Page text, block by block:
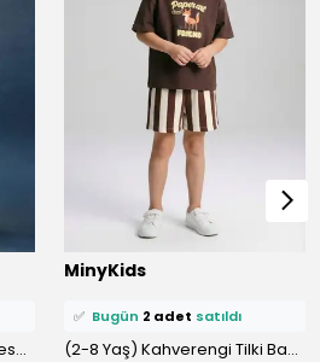
(2-8 Yaş) Turuncu Ayıcık Desen Bisiklet Yaka %100 Pamuklu Altüst Takım
MinyKids
7 kişi
✅ Bugün 2 adet satıldı
(2-8 Yaş) Kahverengi Tilki Baskılı Bisiklet Yaka %100 Pamuklu Şortlu Takım